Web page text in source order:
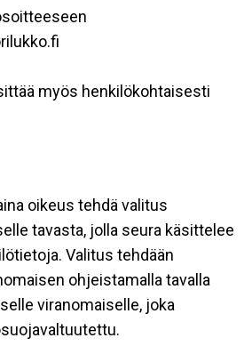
myös henkilökohtaisesti
oikeus tehdä valitus
tavasta, jolla seura käsittelee
Valitus tehdään
ohjeistamalla tavalla
viranomaiselle, joka